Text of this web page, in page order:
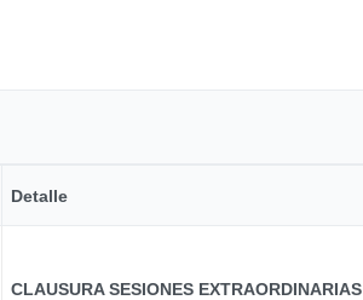
Detalle
CLAUSURA SESIONES EXTRAORDINARIAS